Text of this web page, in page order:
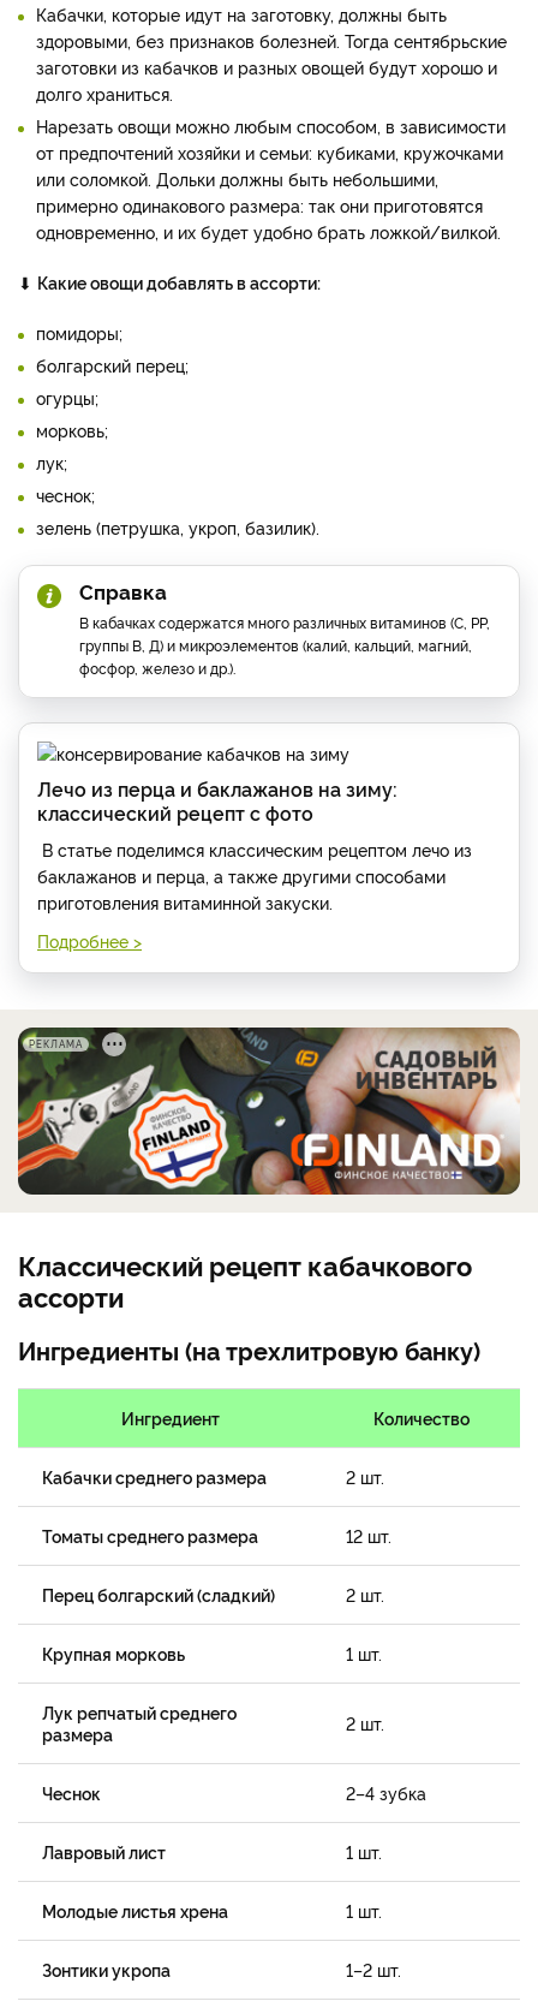
Кабачки, которые идут на заготовку, должны быть
здоровыми, без признаков болезней. Тогда сентябрьские
заготовки из кабачков и разных овощей будут хорошо и
долго храниться.
Нарезать овощи можно любым способом, в зависимости
от предпочтений хозяйки и семьи: кубиками, кружочками
или соломкой. Дольки должны быть небольшими,
примерно одинакового размера: так они приготовятся
одновременно, и их будет удобно брать ложкой/вилкой.
⬇ Какие овощи добавлять в ассорти:
помидоры;
болгарский перец;
огурцы;
морковь;
лук;
чеснок;
зелень (петрушка, укроп, базилик).
Справка
В кабачках содержатся много различных витаминов (С, РР,
группы В, Д) и микроэлементов (калий, кальций, магний,
фосфор, железо и др.).
Лечо из перца и баклажанов на зиму:
классический рецепт с фото
В статье поделимся классическим рецептом лечо из
баклажанов и перца, а также другими способами
приготовления витаминной закуски.
Подробнее >
РЕКЛАМА
Классический рецепт кабачкового
ассорти
Ингредиенты (на трехлитровую банку)
Ингредиент Количество
Кабачки среднего размера 2 шт.
Томаты среднего размера 12 шт.
Перец болгарский (сладкий) 2 шт.
Крупная морковь 1 шт.
Лук репчатый среднего
размера
2 шт.
Чеснок 2–4 зубка
Лавровый лист 1 шт.
Молодые листья хрена 1 шт.
Зонтики укропа 1–2 шт.